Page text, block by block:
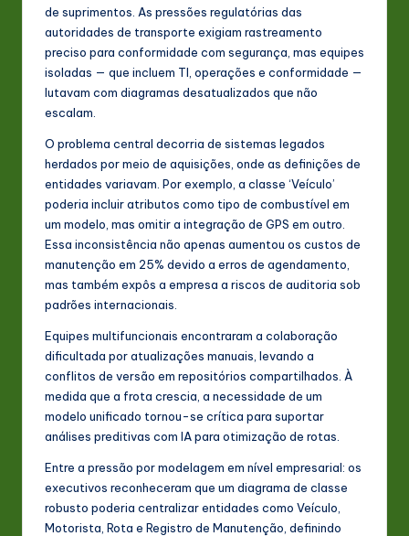
de suprimentos. As pressões regulatórias das
autoridades de transporte exigiam rastreamento
preciso para conformidade com segurança, mas equipes
isoladas — que incluem TI, operações e conformidade —
lutavam com diagramas desatualizados que não
escalam.
O problema central decorria de sistemas legados
herdados por meio de aquisições, onde as definições de
entidades variavam. Por exemplo, a classe ‘Veículo’
poderia incluir atributos como tipo de combustível em
um modelo, mas omitir a integração de GPS em outro.
Essa inconsistência não apenas aumentou os custos de
manutenção em 25% devido a erros de agendamento,
mas também expôs a empresa a riscos de auditoria sob
padrões internacionais.
Equipes multifuncionais encontraram a colaboração
dificultada por atualizações manuais, levando a
conflitos de versão em repositórios compartilhados. À
medida que a frota crescia, a necessidade de um
modelo unificado tornou-se crítica para suportar
análises preditivas com IA para otimização de rotas.
Entre a pressão por modelagem em nível empresarial: os
executivos reconheceram que um diagrama de classe
robusto poderia centralizar entidades como Veículo,
Motorista, Rota e Registro de Manutenção, definindo